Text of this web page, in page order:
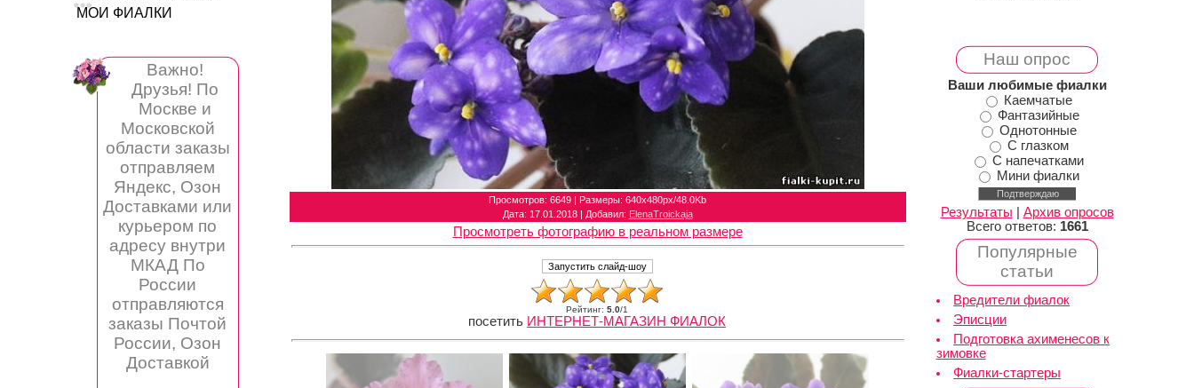
МОИ ФИАЛКИ
Важно!
Друзья! По
Москве и
Московской
области заказы
отправляем
Яндекс, Озон
Доставками или
курьером по
адресу внутри
МКАД По
России
отправляются
заказы Почтой
России, Озон
Доставкой
Просмотров: 6649 | Размеры: 640x480px/48.0Kb
Дата: 17.01.2018 | Добавил: ElenaTroickaja
Просмотреть фотографию в реальном размере
Рейтинг: 5.0/1
посетить ИНТЕРНЕТ-МАГАЗИН ФИАЛОК
Наш опрос
Ваши любимые фиалки
Каемчатые
Фантазийные
Однотонные
С глазком
С напечатками
Мини фиалки
Результаты
Архив опросов
Всего ответов: 1661
Популярные
статьи
Вредители фиалок
Эписции
Подготовка ахименесов к
зимовке
Фиалки-стартеры